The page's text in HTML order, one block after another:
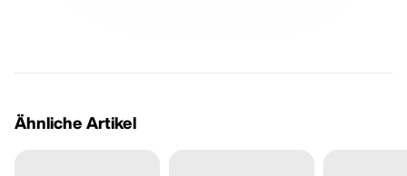
Ähnliche Artikel